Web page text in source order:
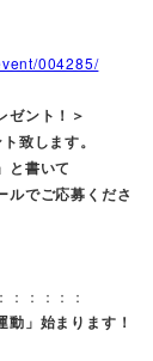
004285/
ント！＞
致します。
と書いて
ルでご応募くださ
：：：：
」始まります！